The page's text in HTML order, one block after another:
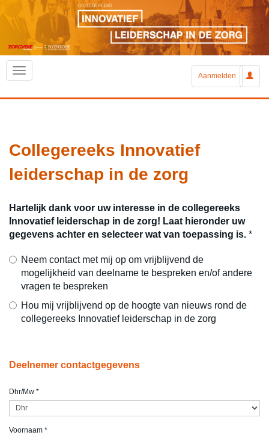
Aanmelden
Collegereeks Innovatief
leiderschap in de zorg
Hartelijk dank voor uw interesse in de collegereeks
Innovatief leiderschap in de zorg! Laat hieronder uw
gegevens achter en selecteer wat van toepassing is. *
Neem contact met mij op om vrijblijvend de
mogelijkheid van deelname te bespreken en/of andere
vragen te bespreken
Hou mij vrijblijvend op de hoogte van nieuws rond de
collegereeks Innovatief leiderschap in de zorg
Deelnemer contactgegevens
Dhr/Mw *
Voornaam *